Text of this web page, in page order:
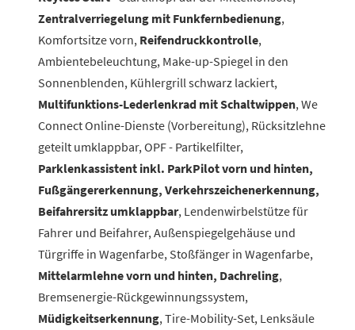
Zentralverriegelung mit Funkfernbedienung,
Komfortsitze vorn, Reifendruckkontrolle,
Ambientebeleuchtung, Make-up-Spiegel in den
Sonnenblenden, Kühlergrill schwarz lackiert,
Multifunktions-Lederlenkrad mit Schaltwippen, We
Connect Online-Dienste (Vorbereitung), Rücksitzlehne
geteilt umklappbar, OPF - Partikelfilter,
Parklenkassistent inkl. ParkPilot vorn und hinten,
Fußgängererkennung, Verkehrszeichenerkennung,
Beifahrersitz umklappbar, Lendenwirbelstütze für
Fahrer und Beifahrer, Außenspiegelgehäuse und
Türgriffe in Wagenfarbe, Stoßfänger in Wagenfarbe,
Mittelarmlehne vorn und hinten, Dachreling,
Bremsenergie-Rückgewinnungssystem,
Müdigkeitserkennung, Tire-Mobility-Set, Lenksäule